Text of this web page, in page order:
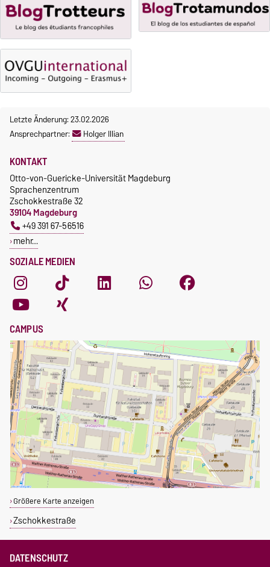
Anmeldung
Gebührenbefreiung bei
Incomings
Letzte Änderung: 23.02.2026
Ansprechpartner:
Holger Illian
SOZIALE MEDIEN
KONTAKT
Otto-von-Guericke-Universität Magdeburg
Sprachenzentrum
Zschokkestraße 32
39104 Magdeburg
+49 391 67-56516
mehr…
CAMPUS
Größere Karte anzeigen
Zschokkestraße
DATENSCHUTZ